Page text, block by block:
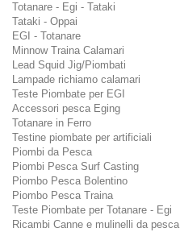
Totanare - Egi - Tataki
Tataki - Oppai
EGI - Totanare
Minnow Traina Calamari
Lead Squid Jig/Piombati
Lampade richiamo calamari
Teste Piombate per EGI
Accessori pesca Eging
Totanare in Ferro
Testine piombate per artificiali
Piombi da Pesca
Piombi Pesca Surf Casting
Piombo Pesca Bolentino
Piombo Pesca Traina
Teste Piombate per Totanare - Egi
Ricambi Canne e mulinelli da pesca